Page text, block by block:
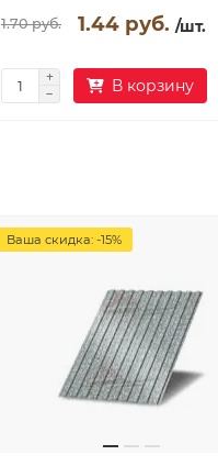
1.70 руб. 1.44 руб. /шт.
В корзину
Ваша скидка: -15%